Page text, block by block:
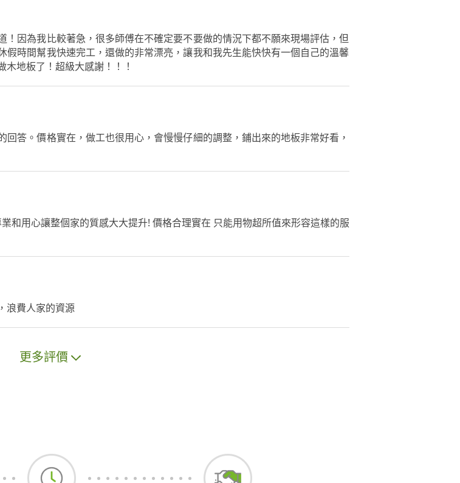
因為我比較著急，很多師傅在不確定要不要做的情況下都不願來現場評估，但
時間幫我快速完工，還做的非常漂亮，讓我和我先生能快快有一個自己的溫馨
地板了！超級大感謝！！！
答。價格實在，做工也很用心，會慢慢仔細的調整，鋪出來的地板非常好看，
和用心讓整個家的質感大大提升! 價格合理實在 只能用物超所值來形容這樣的服
浪費人家的資源
更多評價